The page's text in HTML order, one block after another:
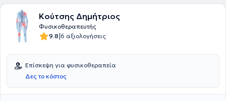
Κούτσης Δημήτριος
Φυσικοθεραπευτής
9.8|6 αξιολογήσεις
Επίσκεψη για φυσικοθεραπεία
Δες το κόστος